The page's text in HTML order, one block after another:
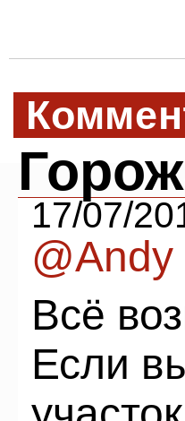
17/07/
@Andy
Всё
Если